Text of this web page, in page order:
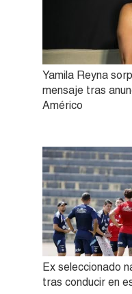
Yamila Reyna
mensaje tras
Américo
Ex seleccionado
tras conducir en